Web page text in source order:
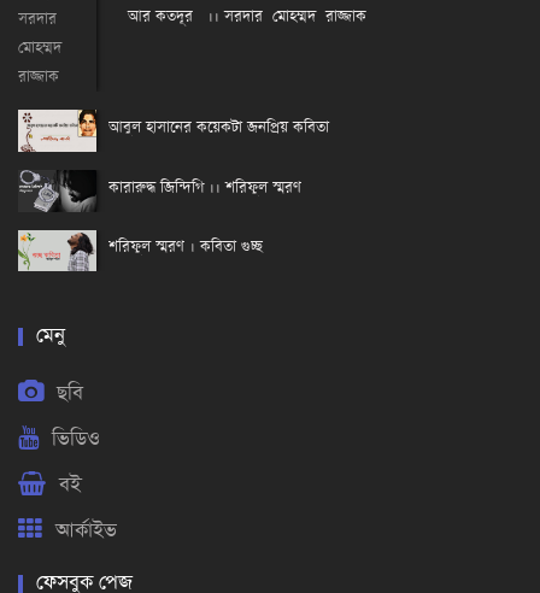
আর কতদূর ।। সরদার মোহম্মদ রাজ্জাক
আবুল হাসানের কয়েকটা জনপ্রিয় কবিতা
কারারুদ্ধ জিন্দিগি ।। শরিফুল স্মরণ
শরিফুল স্মরণ । কবিতা গুচ্ছ
মেনু
ছবি
ভিডিও
বই
আর্কাইভ
ফেসবুক পেজ